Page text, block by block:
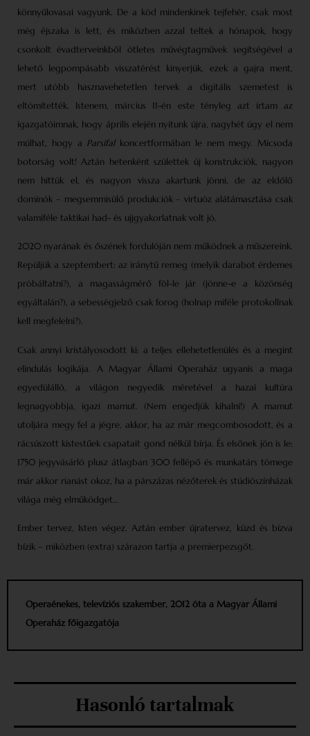
könnyűlovasai vagyunk. De a köd mindenkinek tejfehér, csak most
még éjszaka is lett, és miközben azzal teltek a hónapok, hogy
csonkolt évadterveinkből ötletes művégtagművek segítségével a
lehető legpompásabb visszatérést kinyerjük, ezek a gajra ment,
mert utóbb hasznavehetetlen tervek a digitális szemetest is
eltömítették. Istenem, március 11-én este tényleg azt írtam az
igazgatóimnak, hogy április elején nyitunk újra, nagyhét úgy el nem
múlhat, hogy a Parsifal koncertformában le nem megy. Micsoda
botorság volt! Aztán hetenként születtek új konstrukciók, nagyon
nem hittük el, és nagyon vissza akartunk jönni, de az eldőlő
dominók – megsemmisülő produkciók – virtuóz alátámasztása csak
valamiféle taktikai had- és ujjgyakorlatnak volt jó.
2020 nyarának és őszének fordulóján nem működnek a műszereink.
Repüljük a szeptembert: az iránytű remeg (melyik darabot érdemes
próbáltatni?), a magasságmérő föl-le jár (jönne-e a közönség
egyáltalán?), a sebességjelző csak forog (holnap miféle protokollnak
kell megfelelni?).
Csak annyi kristályosodott ki: a teljes ellehetetlenülés és a megint
elindulás logikája. A Magyar Állami Operaház ugyanis a maga
egyedülálló, a világon negyedik méretével a hazai kultúra
legnagyobbja, igazi mamut. (Nem engedjük kihalni!) A mamut
utoljára megy fel a jégre, akkor, ha az már megcombosodott, és a
rácsúszott kistestűek csapatait gond nélkül bírja. És elsőnek jön is le:
1750 jegyvásárló plusz átlagban 300 fellépő és munkatárs tömege
már akkor rianást okoz, ha a párszázas nézőterek és stúdiószínházak
világa még elműködget…
Ember tervez, Isten végez. Aztán ember újratervez, küzd és bízva
bízik – miközben (extra) szárazon tartja a premierpezsgőt.
Operaénekes, televíziós szakember, 2012 óta a Magyar Állami
Operaház főigazgatója
Hasonló tartalmak